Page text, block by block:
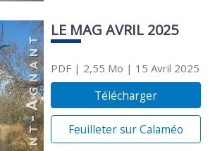
LE MAG AVRIL 2025
PDF| 2,55 Mo | 15 Avril 2025
Télécharger
Feuilleter sur Calaméo